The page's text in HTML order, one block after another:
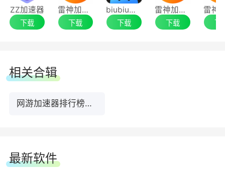
ZZ加速器
下载
雷神加速器电脑端
下载
biubiu加速器
下载
雷神加速器最新电脑版
下载 下
相关合辑
网游加速器排行榜前十名下载
最新软件